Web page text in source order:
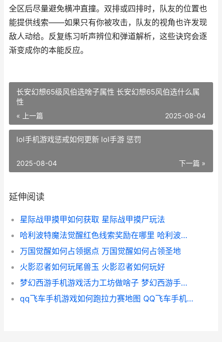
全区后尽量避免横冲直撞。双排或四排时，队友的位置也
能提供线索——如果只有你被攻击，队友的视角也许发现
敌人动给。反复练习听声辨位和弹道解析，这些诀窍会逐
渐变成你的本能反应。
长安幻想65级风伯选啥子属性 长安幻想65风伯选什么属
性
« 上一篇 2025-08-04
lol手机游戏惩戒如何更新 lol手游 惩罚
下一篇 »
2025-08-04
延伸阅读
星际战甲摸甲如何获取 星际战甲摸尸玩法
哈利波特魔法觉醒红色线索奖励在哪里 哈利波特魔法觉醒周年庆几月几号
万国觉醒如何占领据点 万国觉醒如何占领圣地
火影忍者如何玩尾兽玉 火影忍者如何玩好
梦幻西游手机游戏活力工坊做啥子 梦幻西游手机游戏
qq飞车手机游戏如何跑拉力赛地图 QQ飞车手机游戏不显示头脸